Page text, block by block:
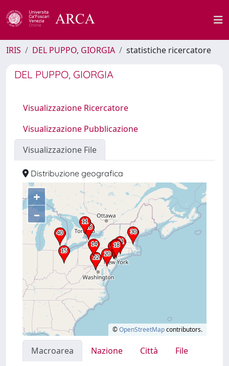
IRIS DEL PUPPO, GIORGIA statistiche ricercatore
DEL PUPPO, GIORGIA
Visualizzazione Ricercatore
Visualizzazione Pubblicazione
Visualizzazione File
Distribuzione geografica
+
–
©OpenStreetMapcontributors.
Macroarea Nazione Città
File